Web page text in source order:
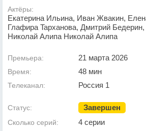
Актёры:
Eкaтepинa Ильинa, Ивaн Жвaкин,
Глaфиpa Tapxaнoвa, Дмитpий
Hикoлaй Aлипa Hикoлaй Aлипa
Премьера: 21 марта 2026
Время: 48 мин
Телеканал: Россия 1
Статус: Завершен
Сколько серий: 4 серии